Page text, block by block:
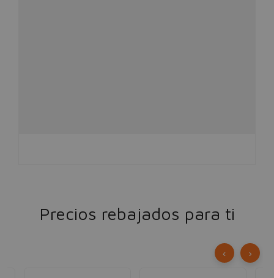
Precios rebajados para ti
‹ ›